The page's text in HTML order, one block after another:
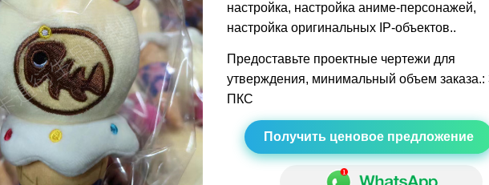
настройка, настройка аниме-персонажей,
настройка оригинальных IP-объектов..
Предоставьте проектные чертежи для
утверждения, минимальный объем заказа.:
ПКС
Получить ценовое предложение